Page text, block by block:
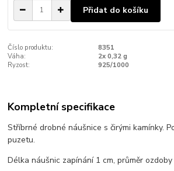
Přidat do košíku
Číslo produktu:
8351
Váha:
2x 0,32 g
Ryzost:
925/1000
Kompletní specifikace
Stříbrné drobné náušnice s čirými kamínky.
puzetu.
Délka náušnic zapínání 1 cm, průměr ozdoby